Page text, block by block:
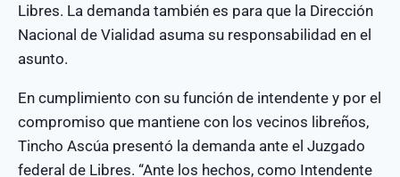
Libres. La demanda también es para que la Dirección
Nacional de Vialidad asuma su responsabilidad en el
asunto.
En cumplimiento con su función de intendente y por el
compromiso que mantiene con los vecinos libreños,
Tincho Ascúa presentó la demanda ante el Juzgado
federal de Libres. “Ante los hechos, como Intendente